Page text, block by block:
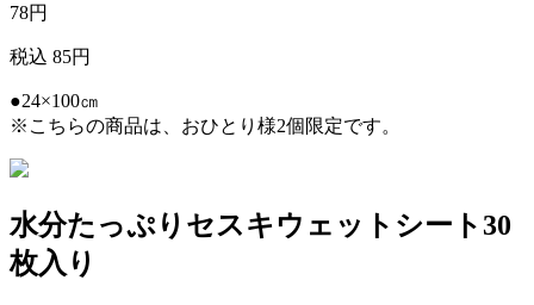
78円
税込 85円
●24×100㎝
※こちらの商品は、おひとり様2個限定です。
水分たっぷりセスキウェットシート30
枚入り